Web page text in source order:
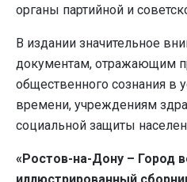
органы партийной и
В издании значительное
документам, отражающим
общественного сознания в
времени, учреждениям
социальной защиты
«Ростов-на-Дону – Город